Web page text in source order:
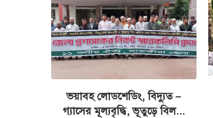
ভয়াবহ লোডশেডিং, বিদ্যুত –
গ্যাসের মূল্যবৃদ্ধি, ভূতুড়ে বিল...